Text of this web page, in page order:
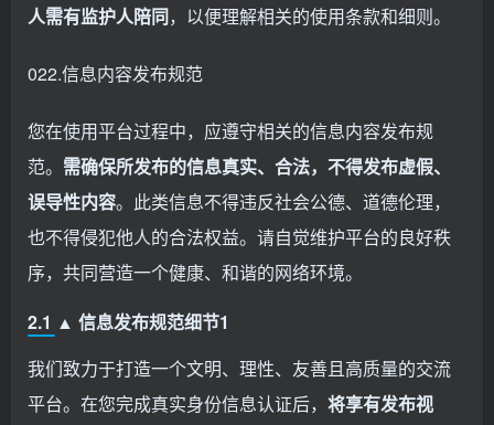
人需有监护人陪同，以便理解相关的使用条款和细则。
022.信息内容发布规范
您在使用平台过程中，应遵守相关的信息内容发布规
范。 需确保所发布的信息真实、合法，不得发布虚假、
误导性内容。此类信息不得违反社会公德、道德伦理，
也不得侵犯他人的合法权益。请自觉维护平台的良好秩
序，共同营造一个健康、和谐的网络环境。
2.1 ▲ 信息发布规范细节1
我们致力于打造一个文明、理性、友善且高质量的交流
平台。在您完成真实身份信息认证后， 将享有发布视